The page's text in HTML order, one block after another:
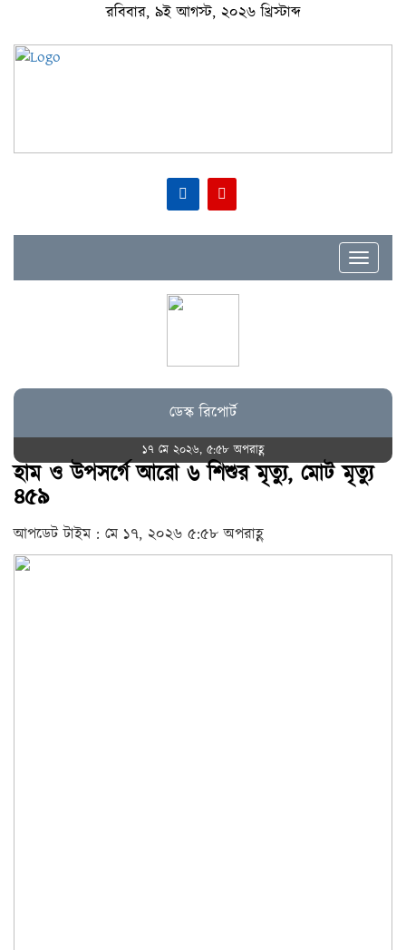
রবিবার, ৯ই আগস্ট, ২০২৬ খ্রিস্টাব্দ
Toggle
ডেস্ক রিপোর্ট
১৭ মে ২০২৬, ৫:৫৮ অপরাহ্ণ
হাম ও উপসর্গে আরো ৬ শিশুর মৃত্যু, মোট মৃত্যু
৪৫৯
আপডেট টাইম : মে ১৭, ২০২৬ ৫:৫৮ অপরাহ্ণ